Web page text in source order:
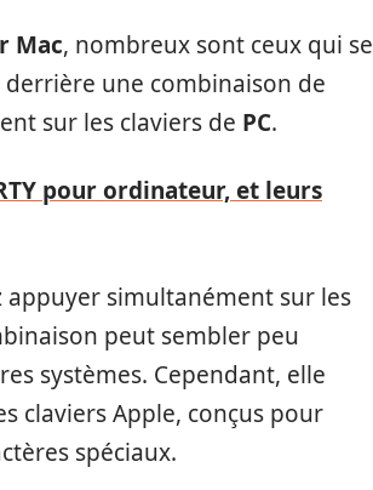
Mac, nombreux sont ceux qui se
une combinaison de
sur les claviers de PC.
pour ordinateur, et leurs
appuyer simultanément sur les
peut sembler peu
systèmes. Cependant, elle
claviers Apple, conçus pour
spéciaux.